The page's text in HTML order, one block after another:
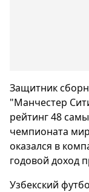
Защитник
"Манчестер
рейтинг 48
чемпионата
оказался в
годовой доход
Узбекский